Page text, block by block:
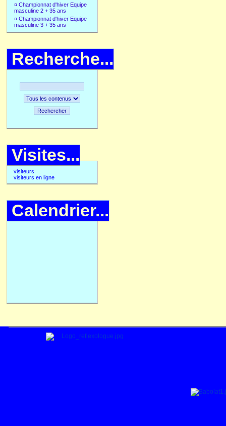
¤ Championnat d'hiver Equipe
masculine 2 + 35 ans
¤ Championnat d'hiver Equipe
masculine 3 + 35 ans
Recherche...
Rechercher
Visites...
visiteurs
visiteurs en ligne
Calendrier...